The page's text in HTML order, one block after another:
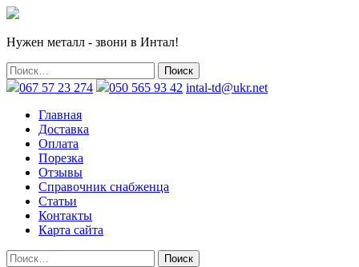
Нужен металл - звони в Интал!
067 57 23 274 050 565 93 42 intal-td@ukr.net
Главная
Доставка
Оплата
Порезка
Отзывы
Справочник снабженца
Статьи
Контакты
Карта сайта